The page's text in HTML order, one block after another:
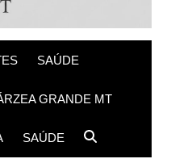
SAÚDE
GRANDE MT
SAÚDE